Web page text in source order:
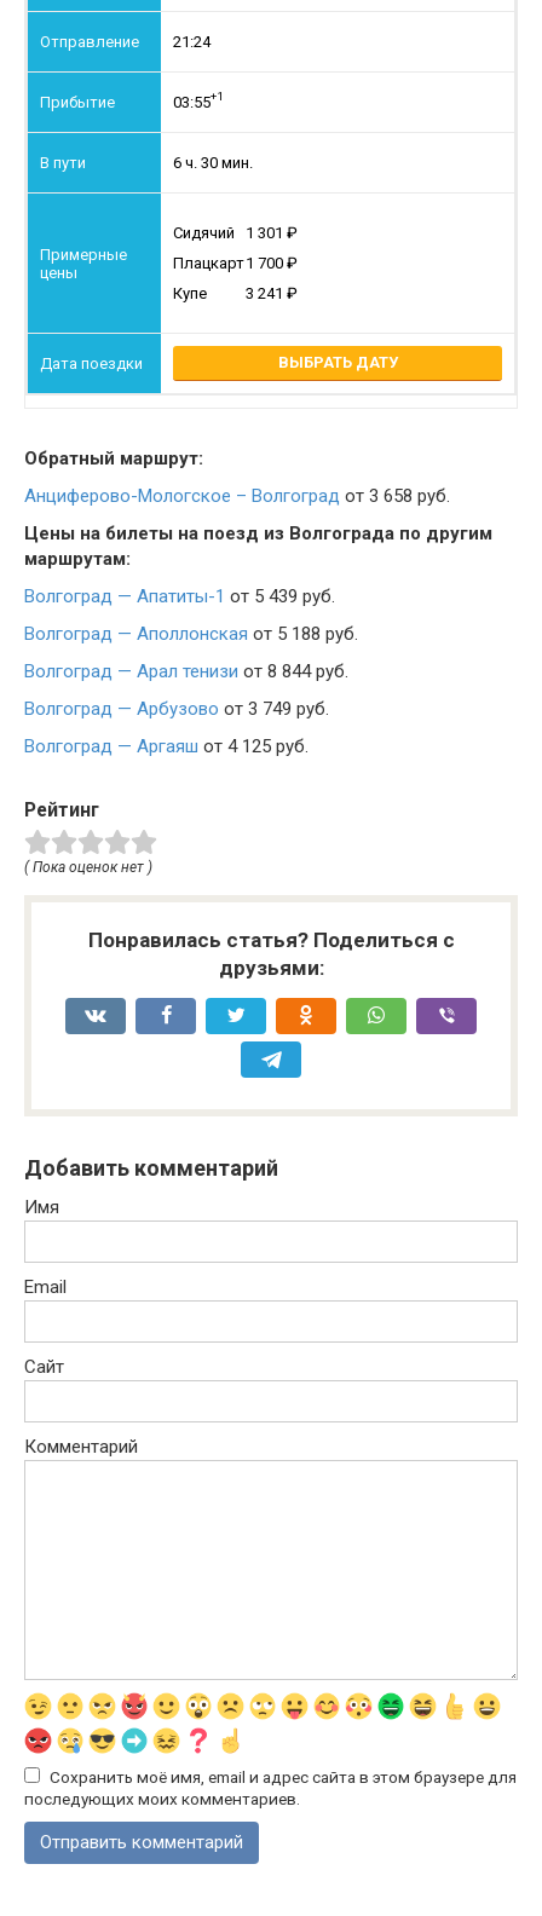
21:24
03:55+1
6 ч. 30 мин.
Сидячий
1 301
Плацкарт1 700
Купе
3 241
ВЫБРАТЬ ДАТУ
Обратный маршрут:
Анциферово-Мологское – Волгоград от 3 658 руб.
Цены на билеты на поезд из Волгограда по другим
маршрутам:
Волгоград — Апатиты-1 от 5 439 руб.
Волгоград — Аполлонская от 5 188 руб.
Волгоград — Арал тенизи от 8 844 руб.
Волгоград — Арбузово от 3 749 руб.
Волгоград — Аргаяш от 4 125 руб.
Рейтинг
( Пока оценок нет )
Понравилась статья? Поделиться с
друзьями:
Добавить комментарий
Имя
Email
Сайт
Комментарий
Сохранить моё имя, email и адрес сайта в этом браузере для
последующих моих комментариев.